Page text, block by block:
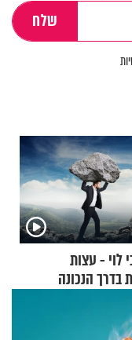
לוי - עצות
בדרך הנכונה